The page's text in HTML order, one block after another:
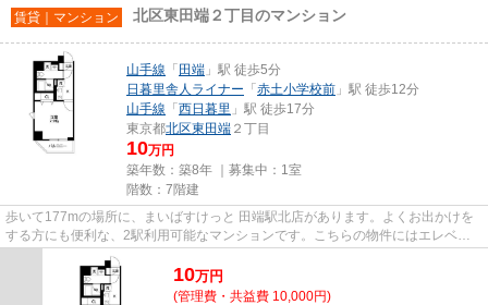
賃貸｜マンション 北区東田端２丁目のマンション
山手線 「 田端 」駅 徒歩5分
日暮里舎人ライナー 「 赤土小学校前 」駅 徒歩12分
山手線 「 西日暮里 」駅 徒歩17分
東京都北区東田端 ２丁目
10万円
築年数：築8年 ｜募集中： 1室
階数：7階建
歩いて177mの場所に、まいばすけっと 田端駅北店があります。よくお出かけを
する方にも便利な、2駅利用可能なマンションです。こちらの物件にはエレベー
ターが付いています。こちらの...
10万円
(管理費・共益費 10,000円)